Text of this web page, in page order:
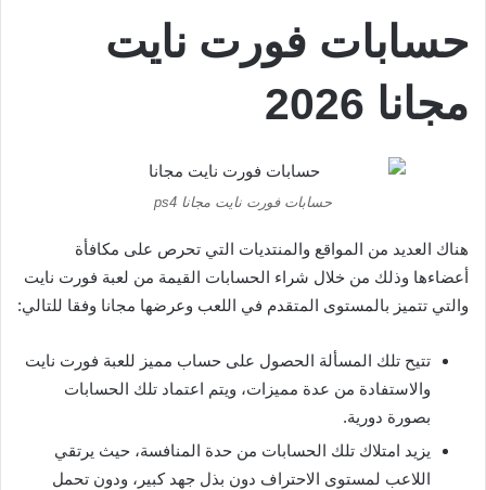
حسابات فورت نايت
مجانا 2026
حسابات فورت نايت مجانا ps4
هناك العديد من المواقع والمنتديات التي تحرص على مكافأة
أعضاءها وذلك من خلال شراء الحسابات القيمة من لعبة فورت نايت
والتي تتميز بالمستوى المتقدم في اللعب وعرضها مجانا وفقا للتالي:
تتيح تلك المسألة الحصول على حساب مميز للعبة فورت نايت
والاستفادة من عدة مميزات، ويتم اعتماد تلك الحسابات
بصورة دورية.
يزيد امتلاك تلك الحسابات من حدة المنافسة، حيث يرتقي
اللاعب لمستوى الاحتراف دون بذل جهد كبير، ودون تحمل